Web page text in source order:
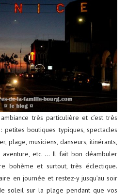
très particulière et c’est très
petites boutiques typiques, spectacles
plage, musiciens, danseurs, itinérants,
aventure, etc. … Il fait bon déambuler
bohème et surtout, très éclectique.
en journée et restez-y jusqu’au soir
soleil sur la plage pendant que vos